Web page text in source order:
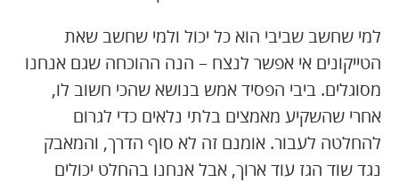
למי שחשב שביבי הוא כל יכול ולמי שחשב שאת
הטייקונים אי אפשר לנצח – הנה ההוכחה שגם אנחנו
מסוגלים. ביבי הפסיד אמש בנושא שהכי חשוב לו,
אחרי שהשקיע מאמצים בלתי נלאים כדי לגרום
להחלטה לעבור. אומנם זה לא סוף הדרך, והמאבק
נגד שוד הגז עוד ארוך, אבל אנחנו בהחלט יכולים